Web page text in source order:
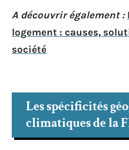
A découvrir également :
logement : causes,
société
Les spécificités
climatiques de la